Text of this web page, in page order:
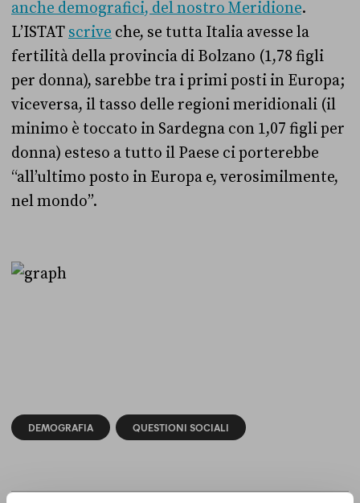
anche demografici, del nostro Meridione.
L’ISTAT scrive che, se tutta Italia avesse la
fertilità della provincia di Bolzano (1,78 figli
per donna), sarebbe tra i primi posti in Europa;
viceversa, il tasso delle regioni meridionali (il
minimo è toccato in Sardegna con 1,07 figli per
donna) esteso a tutto il Paese ci porterebbe
“all’ultimo posto in Europa e, verosimilmente,
nel mondo”.
DEMOGRAFIA QUESTIONI SOCIALI